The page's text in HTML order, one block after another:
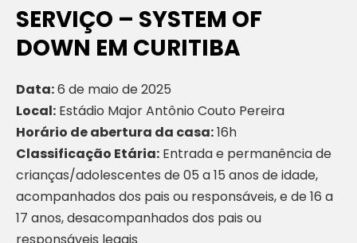
SERVIÇO – SYSTEM OF
DOWN EM CURITIBA
Data:6 de maio de 2025
Local: Estádio Major Antônio Couto Pereira
Horário de abertura da casa:16h
Classificação Etária: Entrada e permanência de
crianças/adolescentes de 05 a 15 anos de idade,
acompanhados dos pais ou responsáveis, e de 16 a
17 anos, desacompanhados dos pais ou